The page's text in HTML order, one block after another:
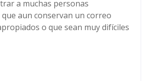
a muchas personas
que aun conservan un correo
o que sean muy difíciles